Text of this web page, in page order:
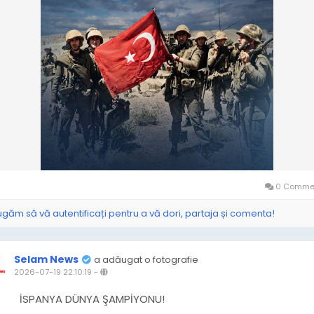
0
să vă autentificați pentru a vă dori, partaja și comenta!
Selam News a adăugat o fotografie
2026-07-19 22:10:19 -
İSPANYA DÜNYA ŞAMPİYONU!